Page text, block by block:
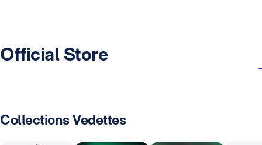
Official Store
Collections Vedettes